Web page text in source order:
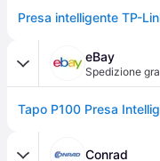
eBay
Spedizione
Conrad